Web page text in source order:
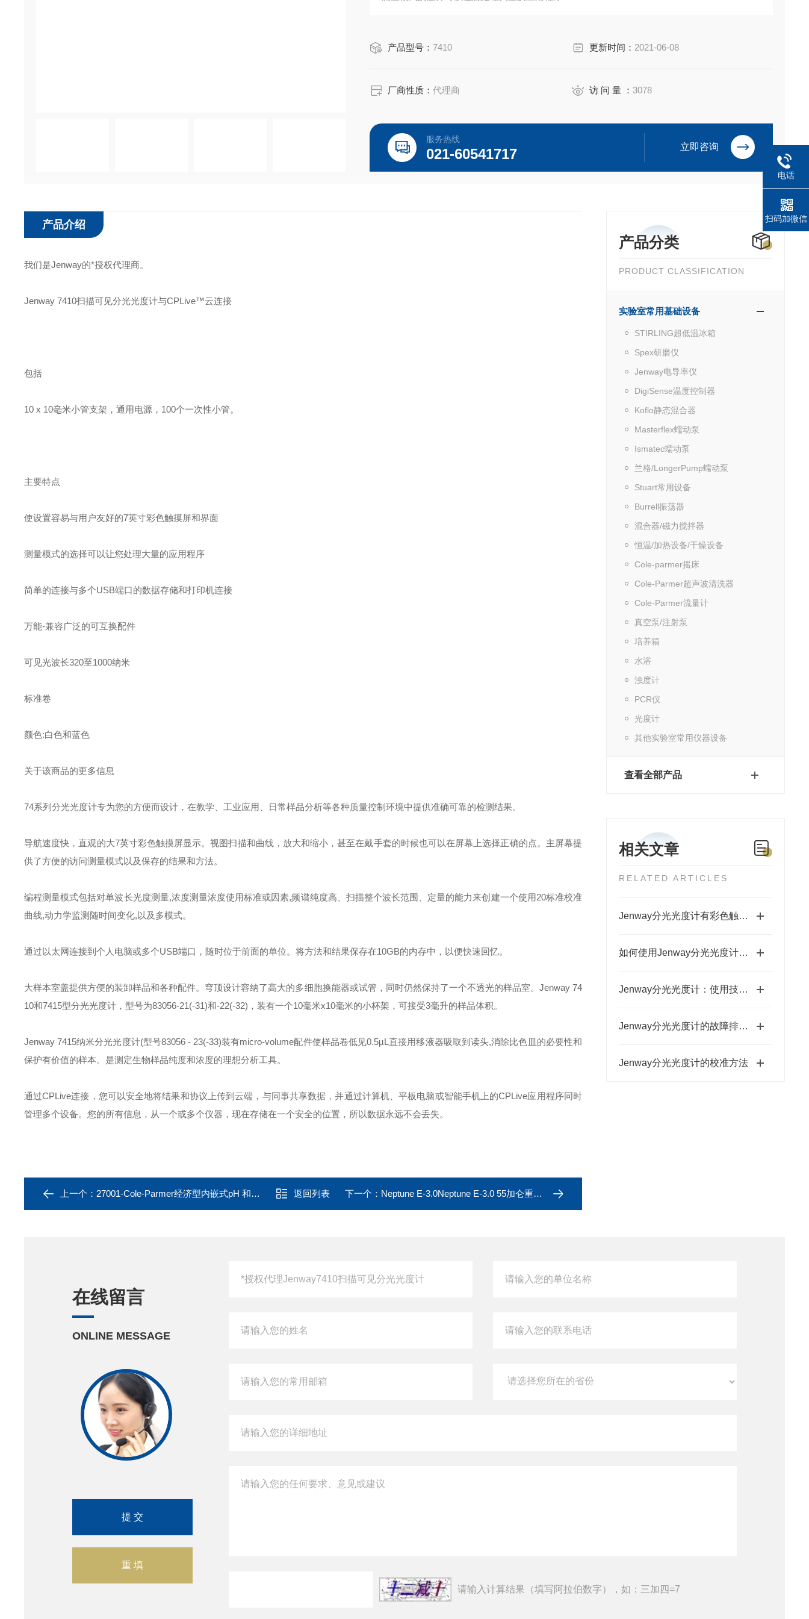
产品型号： 7410 更新时间： 2021-06-08
厂商性质：代理商 访 问 量 ：3078
服务热线
021-60541717 立即咨询
产品分类
PRODUCT CLASSIFICATION
实验室常用基础设备
STIRLING超低温冰箱
Spex研磨仪
Jenway电导率仪
DigiSense温度控制器
Koflo静态混合器
Masterflex蠕动泵
Ismatec蠕动泵
兰格/LongerPump蠕动泵
Stuart常用设备
Burrell振荡器
混合器/磁力搅拌器
恒温/加热设备/干燥设备
Cole-parmer摇床
Cole-Parmer超声波清洗器
Cole-Parmer流量计
真空泵/注射泵
培养箱
水浴
浊度计
PCR仪
光度计
其他实验室常用仪器设备
查看全部产品
相关文章
RELATED ARTICLES
Jenway分光光度计有彩色触摸屏显示
如何使用Jenway分光光度计进行样品分析
Jenway分光光度计：使用技巧与提高测量精度的方法
Jenway分光光度计的故障排除与维修方法
Jenway分光光度计的校准方法
产品介绍
我们是Jenway的*授权代理商。
Jenway 7410扫描可见分光光度计与CPLive™云连接
包括
10 x 10毫米小管支架，通用电源，100个一次性小管。
主要特点
使设置容易与用户友好的7英寸彩色触摸屏和界面
测量模式的选择可以让您处理大量的应用程序
简单的连接与多个USB端口的数据存储和打印机连接
万能-兼容广泛的可互换配件
可见光波长320至1000纳米
标准卷
颜色:白色和蓝色
关于该商品的更多信息
74系列分光光度计专为您的方便而设计，在教学、工业应用、日常样品分析等各种质量控制环境中提供准确可靠的检测结果。
导航速度快，直观的大7英寸彩色触摸屏显示。视图扫描和曲线，放大和缩小，甚至在戴手套的时候也可以在屏幕上选择正确的点。主屏幕提
供了方便的访问测量模式以及保存的结果和方法。
编程测量模式包括对单波长光度测量,浓度测量浓度使用标准或因素,频谱纯度高、扫描整个波长范围、定量的能力来创建一个使用20标准校准
曲线,动力学监测随时间变化,以及多模式。
通过以太网连接到个人电脑或多个USB端口，随时位于前面的单位。将方法和结果保存在10GB的内存中，以便快速回忆。
大样本室盖提供方便的装卸样品和各种配件。穹顶设计容纳了高大的多细胞换能器或试管，同时仍然保持了一个不透光的样品室。Jenway 74
10和7415型分光光度计，型号为83056-21(-31)和-22(-32)，装有一个10毫米x10毫米的小杯架，可接受3毫升的样品体积。
Jenway 7415纳米分光光度计(型号83056 - 23(-33)装有micro-volume配件使样品卷低见0.5µL直接用移液器吸取到读头,消除比色皿的必要性和
保护有价值的样本。是测定生物样品纯度和浓度的理想分析工具。
通过CPLive连接，您可以安全地将结果和协议上传到云端，与同事共享数据，并通过计算机、平板电脑或智能手机上的CPLive应用程序同时
管理多个设备。您的所有信息，从一个或多个仪器，现在存储在一个安全的位置，所以数据永远不会丢失。
上一个： 27001-Cole-Parmer经济型内嵌式pH 和 ORP电极 返回列表 下一个： Neptune E-3.0Neptune E-3.0 55加仑重型油桶搅拌器
在线留言
ONLINE MESSAGE
请输入计算结果（填写阿拉伯数字），如：三加四=7
电话
扫码加微信